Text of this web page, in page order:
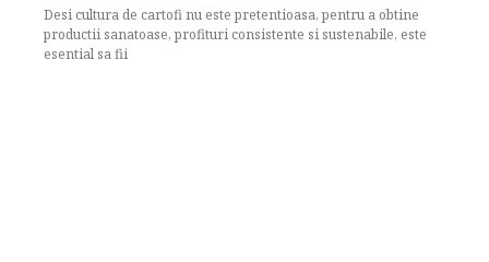
Desi cultura de cartofi nu este pretentioasa, pentru a obtine
productii sanatoase, profituri consistente si sustenabile, este
esential sa fii